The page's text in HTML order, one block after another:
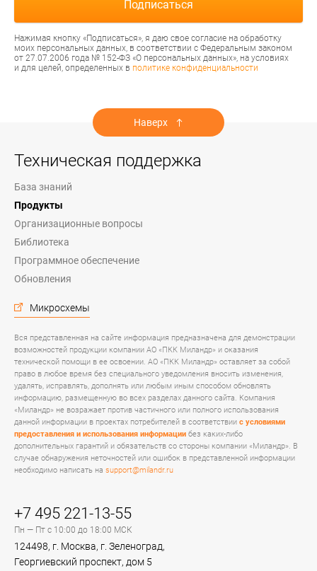
Нажимая кнопку «Подписаться», я даю свое согласие на обработку
моих персональных данных, в соответствии с Федеральным законом
от 27.07.2006 года № 152-ФЗ «О персональных данных», на условиях
и для целей, определенных в политике конфиденциальности
Наверх
Техническая поддержка
База знаний
Продукты
Организационные вопросы
Библиотека
Программное обеспечение
Обновления
Микросхемы
Вся представленная на сайте информация предназначена для демонстрации
возможностей продукции компании АО «ПКК Миландр» и оказания
технической помощи в ее освоении. АО «ПКК Миландр» оставляет за собой
право в любое время без специального уведомления вносить изменения,
удалять, исправлять, дополнять или любым иным способом обновлять
информацию, размещенную во всех разделах данного сайта. Компания
«Миландр» не возражает против частичного или полного использования
данной информации в проектах потребителей в соответствии с условиями
предоставления и использования информации без каких-либо
дополнительных гарантий и обязательств со стороны компании «Миландр». В
случае обнаружения неточностей или ошибок в представленной информации
необходимо написать на support@milandr.ru
+7 495 221-13-55
Пн — Пт с 10:00 до 18:00 МСК
124498, г. Москва, г. Зеленоград,
Георгиевский проспект, дом 5